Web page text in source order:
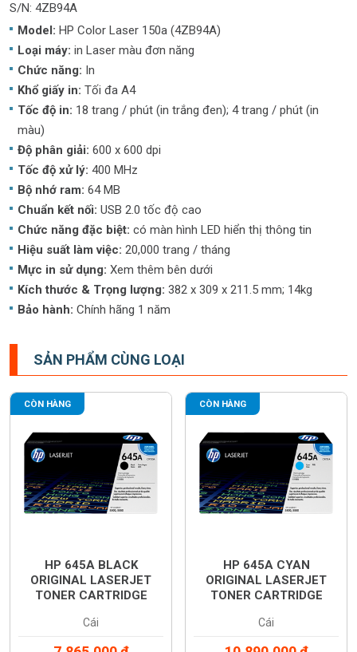
S/N: 4ZB94A
Model: HP Color Laser 150a (4ZB94A)
Loại máy: in Laser màu đơn năng
Chức năng: In
Khổ giấy in: Tối đa A4
Tốc độ in: 18 trang / phút (in trắng đen); 4 trang / phút (in
màu)
Độ phân giải: 600 x 600 dpi
Tốc độ xử lý: 400 MHz
Bộ nhớ ram: 64 MB
Chuẩn kết nối: USB 2.0 tốc độ cao
Chức năng đặc biệt: có màn hình LED hiển thị thông tin
Hiệu suất làm việc: 20,000 trang / tháng
Mực in sử dụng: Xem thêm bên dưới
Kích thước & Trọng lượng: 382 x 309 x 211.5 mm; 14kg
Bảo hành: Chính hãng 1 năm
SẢN PHẨM CÙNG LOẠI
CÒN HÀNG
HP 645A BLACK
ORIGINAL LASERJET
TONER CARTRIDGE
Cái
CÒN HÀNG
HP 645A CYAN
ORIGINAL LASERJET
TONER CARTRIDGE
Cái